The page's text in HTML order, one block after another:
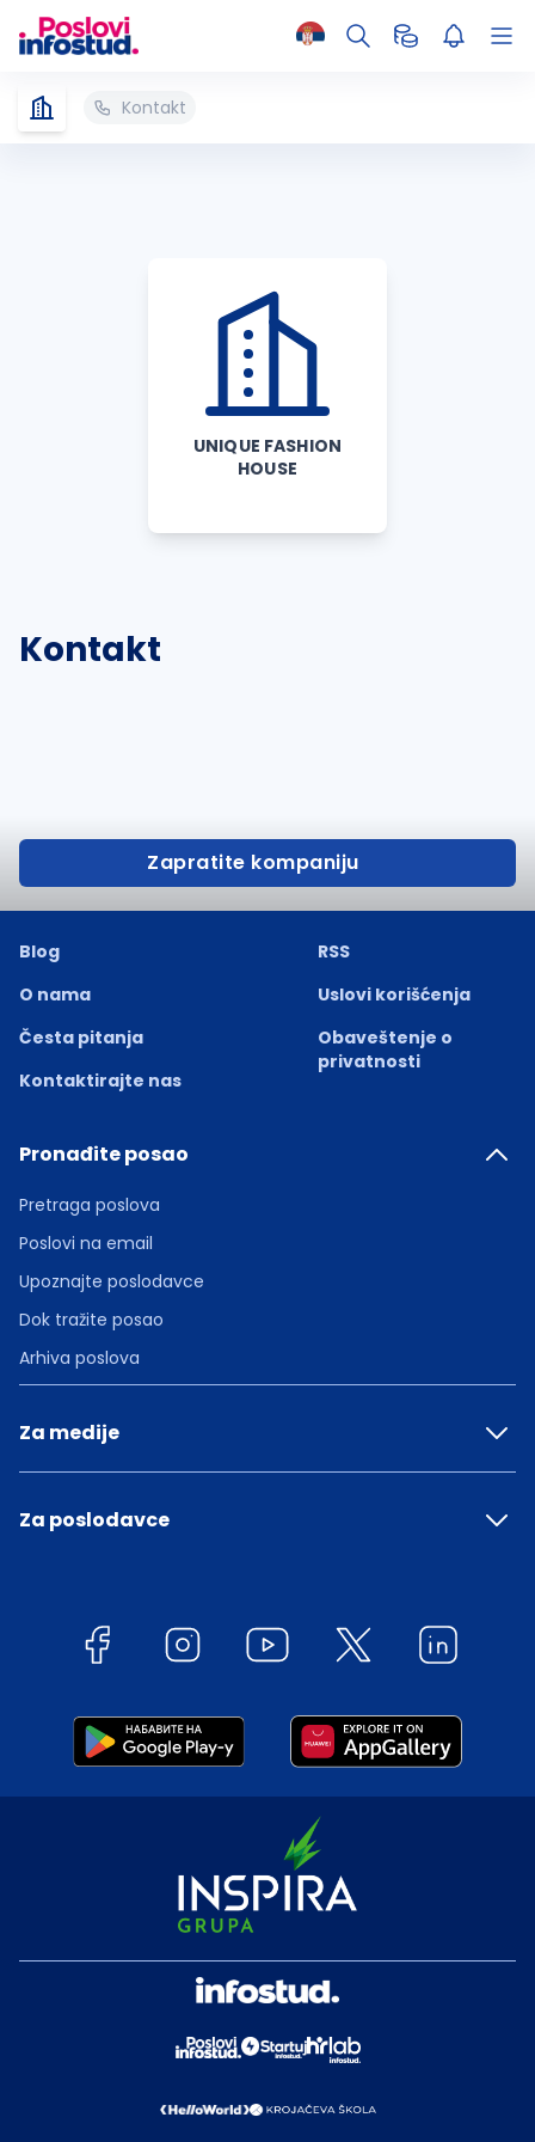
Kontakt
UNIQUE FASHION
HOUSE
Kontakt
Zapratite kompaniju
Blog
O nama
Česta pitanja
Kontaktirajte nas
RSS
Uslovi korišćenja
Obaveštenje o
privatnosti
Pronađite posao
Pretraga poslova
Poslovi na email
Upoznajte poslodavce
Dok tražite posao
Arhiva poslova
Za medije
Za poslodavce